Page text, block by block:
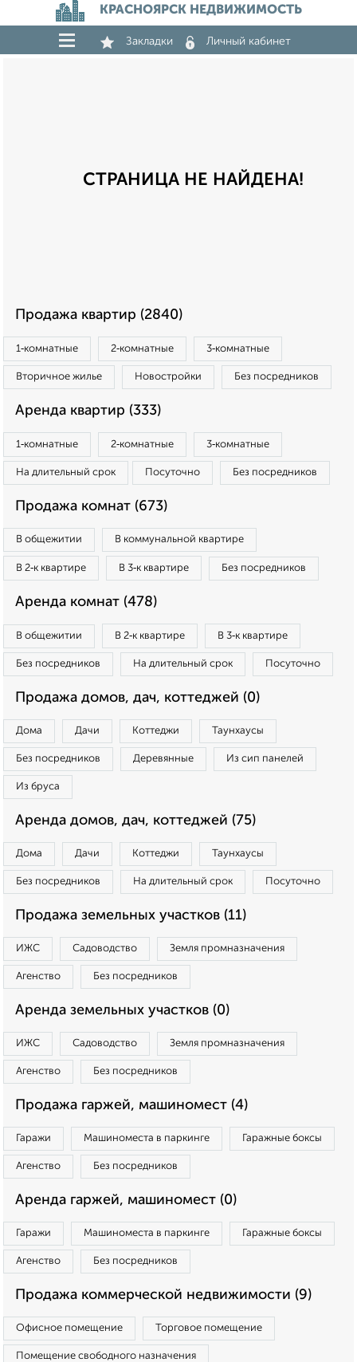
КРАСНОЯРСК НЕДВИЖИМОСТЬ
Закладки Личный кабинет
СТРАНИЦА НЕ НАЙДЕНА!
Продажа квартир (2840)
1‑комнатные 2‑комнатные 3‑комнатные
Вторичное жилье Новостройки Без посредников
Аренда квартир (333)
1‑комнатные 2‑комнатные 3‑комнатные
На длительный срок Посуточно Без посредников
Продажа комнат (673)
В общежитии В коммунальной квартире
В 2‑к квартире В 3‑к квартире Без посредников
Аренда комнат (478)
В общежитии В 2‑к квартире В 3‑к квартире
Без посредников На длительный срок Посуточно
Продажа домов, дач, коттеджей (0)
Дома Дачи Коттеджи Таунхаусы
Без посредников Деревянные Из сип панелей
Из бруса
Аренда домов, дач, коттеджей (75)
Дома Дачи Коттеджи Таунхаусы
Без посредников На длительный срок Посуточно
Продажа земельных участков (11)
ИЖС Садоводство Земля промназначения
Агенство Без посредников
Аренда земельных участков (0)
ИЖС Садоводство Земля промназначения
Агенство Без посредников
Продажа гаржей, машиномест (4)
Гаражи Машиноместа в паркинге Гаражные боксы
Агенство Без посредников
Аренда гаржей, машиномест (0)
Гаражи Машиноместа в паркинге Гаражные боксы
Агенство Без посредников
Продажа коммерческой недвижимости (9)
Офисное помещение Торговое помещение
Помещение свободного назначения